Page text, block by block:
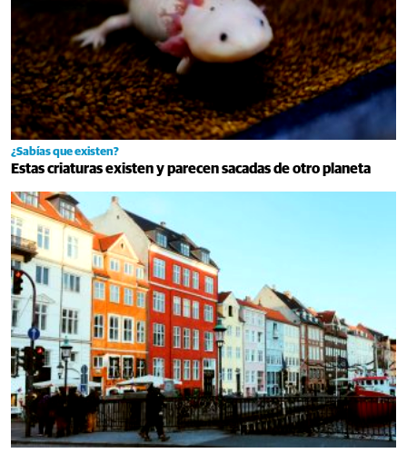
¿Sabías que existen?
Estas criaturas existen y parecen sacadas de otro planeta